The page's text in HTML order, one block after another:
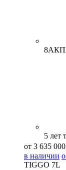
5 лет
от 3 635
в наличии
TIGGO 7L